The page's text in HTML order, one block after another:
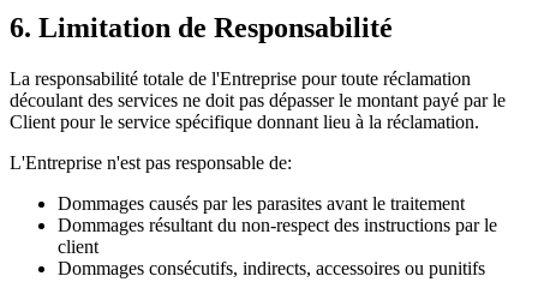
6. Limitation de Responsabilité
La responsabilité totale de l'Entreprise pour toute réclamation
découlant des services ne doit pas dépasser le montant payé par le
Client pour le service spécifique donnant lieu à la réclamation.
L'Entreprise n'est pas responsable de:
Dommages causés par les parasites avant le traitement
Dommages résultant du non-respect des instructions par le
client
Dommages consécutifs, indirects, accessoires ou punitifs